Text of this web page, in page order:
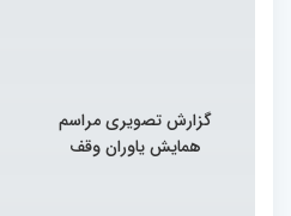
گزارش تصویری مراسم
همایش یاوران وقف